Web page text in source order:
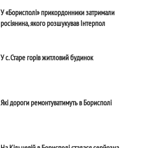
У «Борисполі» прикордонники затримали
росіянина, якого розшукував Інтерпол
У с. Старе горів житловий будинок
Які дороги ремонтуватимуть в Борисполі